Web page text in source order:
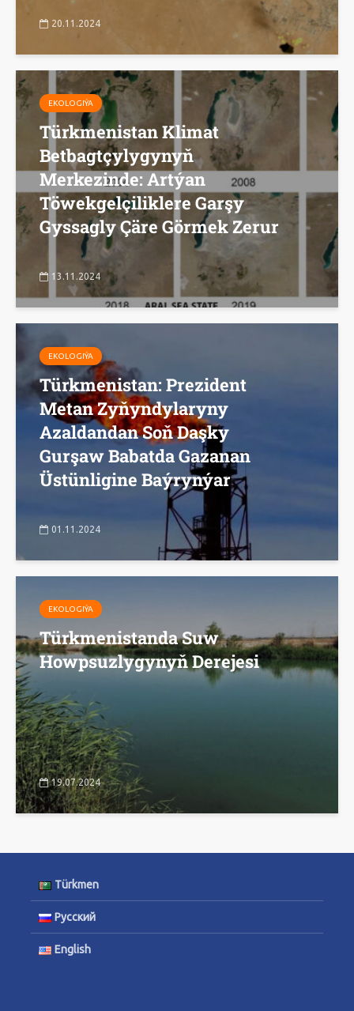
20.11.2024
EKOLOGIÝA
Türkmenistan Klimat
Betbagtçylygynyň
Merkezinde: Artýan
Töwekgelçiliklere Garşy
Gyssagly Çäre Görmek Zerur
13.11.2024
EKOLOGIÝA
Türkmenistan: Prezident
Metan Zyňyndylaryny
Azaldandan Soň Daşky
Gurşaw Babatda Gazanan
Üstünligine Baýrynýar
01.11.2024
EKOLOGIÝA
Türkmenistanda Suw
Howpsuzlygynyň Derejesi
19.07.2024
Türkmen
Русский
English